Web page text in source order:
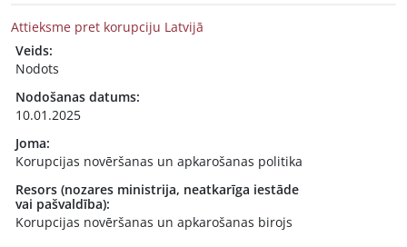
Attieksme pret korupciju Latvijā
Veids:
Nodots
Nodošanas datums:
10.01.2025
Joma:
Korupcijas novēršanas un apkarošanas politika
Resors (nozares ministrija, neatkarīga iestāde
vai pašvaldība):
Korupcijas novēršanas un apkarošanas birojs